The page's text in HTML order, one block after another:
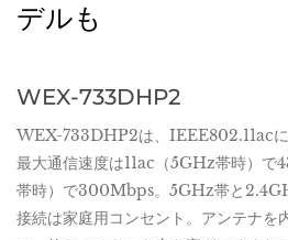
デルも
WEX-733DHP2
WEX-733DHP2は、IEEE802.11acに
最大通信速度は11ac（5GHz帯時）
帯時）で300Mbps。5GHz帯と
接続は家庭用コンセント。アンテナを